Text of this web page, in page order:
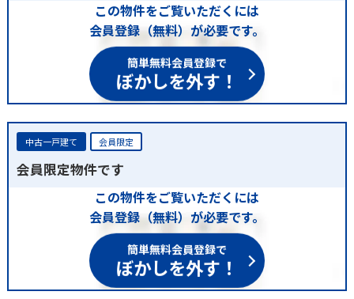
この物件をご覧いただくには
会員登録（無料）が必要です。
簡単無料会員登録で
ぼかしを外す！
中古一戸建て 会員限定
会員限定物件です
この物件をご覧いただくには
会員登録（無料）が必要です。
簡単無料会員登録で
ぼかしを外す！